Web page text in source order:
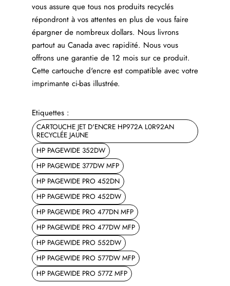
vous assure que tous nos produits recyclés
répondront à vos attentes en plus de vous faire
épargner de nombreux dollars. Nous livrons
partout au Canada avec rapidité. Nous vous
offrons une garantie de 12 mois sur ce produit.
Cette cartouche d'encre est compatible avec votre
imprimante ci-bas illustrée.
Etiquettes :
CARTOUCHE JET D'ENCRE HP972A L0R92AN
RECYCLÉE JAUNE
HP PAGEWIDE 352DW
HP PAGEWIDE 377DW MFP
HP PAGEWIDE PRO 452DN
HP PAGEWIDE PRO 452DW
HP PAGEWIDE PRO 477DN MFP
HP PAGEWIDE PRO 477DW MFP
HP PAGEWIDE PRO 552DW
HP PAGEWIDE PRO 577DW MFP
HP PAGEWIDE PRO 577Z MFP